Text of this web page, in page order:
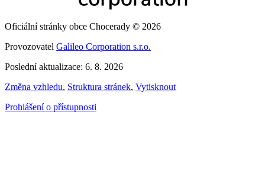
Oficiální stránky obce Chocerady © 2026
Provozovatel Galileo Corporation s.r.o.
Poslední aktualizace: 6. 8. 2026
Změna vzhledu, Struktura stránek, Vytisknout
Prohlášení o přístupnosti